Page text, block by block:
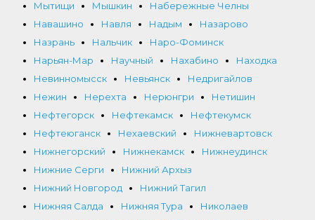
Мытищи
Мышкин
Набережные Челны
Навашино
Навля Надым
Назарово
Назрань
Нальчик
Наро-Фоминск
Нарьян-Мар
Научный Нахабино
Находка
Невинномысск
Невьянск
Недригайлов
Нежин
Нерехта Нерюнгри
Нетишин
Нефтегорск
Нефтекамск
Нефтекумск
Нефтеюганск
Нехаевский
Нижневартовск
Нижнегорский
Нижнекамск
Нижнеудинск
Нижние Серги
Нижний Архыз
Нижний Новгород
Нижний Тагил
Нижняя Салда
Нижняя Тура
Николаев